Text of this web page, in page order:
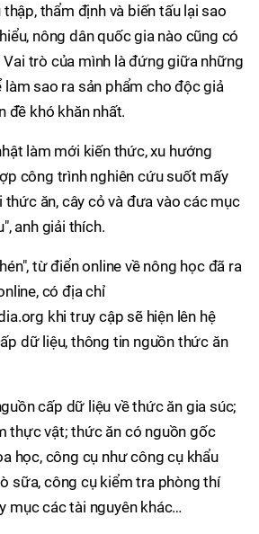
thẩm định và biến tấu lại sao
nông dân quốc gia nào cũng có
trò của mình là đứng giữa những
làm sao ra sản phẩm cho độc giả
đề khó khăn nhất.
làm mới kiến thức, xu hướng
công trình nghiên cứu suốt mấy
thức ăn, cây cỏ và đưa vào các mục
anh giải thích.
từ điển online về nông học đã ra
có địa chỉ
khi truy cập sẽ hiện lên hệ
dữ liệu, thông tin nguồn thức ăn
cấp dữ liệu về thức ăn gia súc;
thực vật; thức ăn có nguồn gốc
học, công cụ như công cụ khẩu
sữa, công cụ kiểm tra phòng thí
mục các tài nguyên khác…